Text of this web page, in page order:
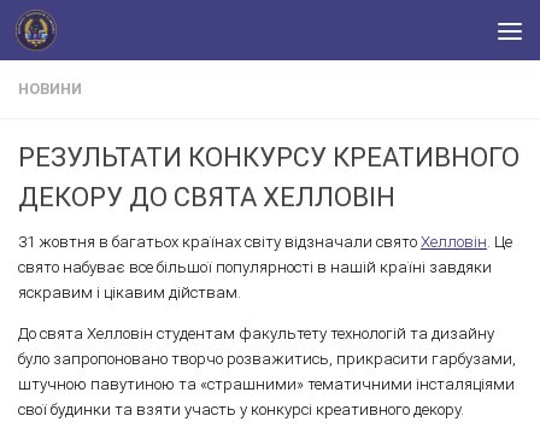
Skip to content
НОВИНИ
РЕЗУЛЬТАТИ КОНКУРСУ КРЕАТИВНОГО
ДЕКОРУ ДО СВЯТА ХЕЛЛОВІН
31 жовтня в багатьох країнах світу відзначали свято Хелловін. Це
свято набуває все більшої популярності в нашій країні завдяки
яскравим і цікавим дійствам.
До свята Хелловін студентам факультету технологій та дизайну
було запропоновано творчо розважитись, прикрасити гарбузами,
штучною павутиною та «страшними» тематичними інсталяціями
свої будинки та взяти участь у конкурсі креативного декору.